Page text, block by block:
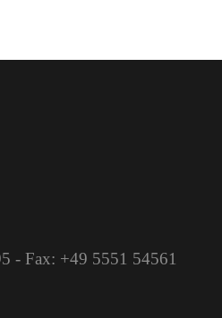
- Fax: +49 5551 54561